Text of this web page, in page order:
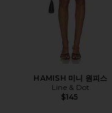
HAMISH 미니 원피스
Line & Dot
$145